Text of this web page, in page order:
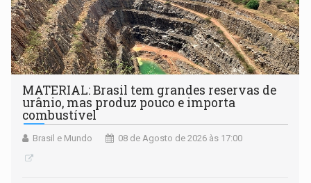
MATERIAL: Brasil tem grandes reservas de
urânio, mas produz pouco e importa
combustível
Brasil e Mundo 08 de Agosto de 2026 às 17:00